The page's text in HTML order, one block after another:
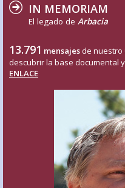
IN MEMORIAM
El legado de Arbacia
13.791 mensajes de nuestro
descubrir la base documental
ENLACE